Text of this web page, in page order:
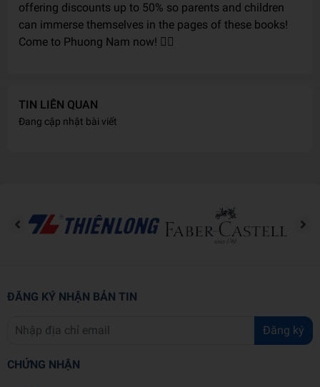
offering discounts up to 50% so parents and children
can immerse themselves in the pages of these books!
Come to Phuong Nam now! 🏃‍♀️
TIN LIÊN QUAN
Đang cập nhật bài viết
ĐĂNG KÝ NHẬN BẢN TIN
Đăng ký
CHỨNG NHẬN